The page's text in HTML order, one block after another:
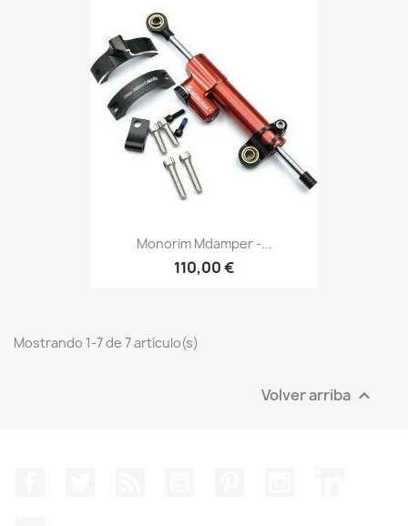
Monorim Mdamper -...
110,00 €
Mostrando 1-7 de 7 artículo(s)
Volver arriba 